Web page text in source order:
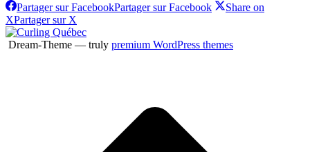
Partager sur FacebookPartager sur Facebook
Share on
XPartager sur X
Dream-Theme — truly premium WordPress themes